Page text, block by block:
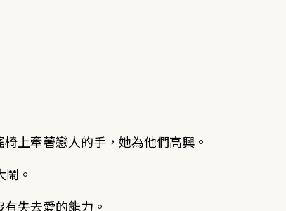
上牽著戀人的手，她為他們高興。
。
失去愛的能力。